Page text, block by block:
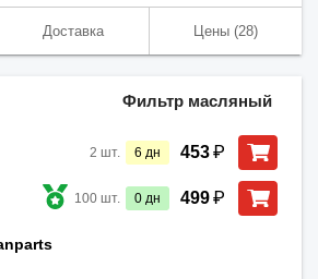
Доставка Цены (28)
Фильтр масляный
2 шт. 6 дн 453₽
100 шт. 0 дн 499₽